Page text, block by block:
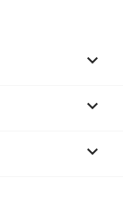


